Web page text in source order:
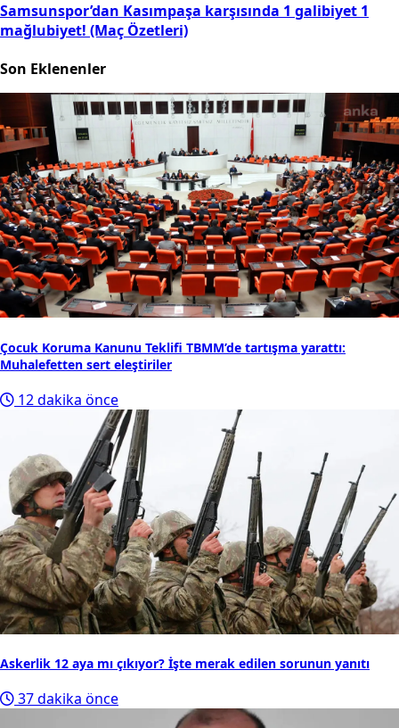
Samsunspor’dan Kasımpaşa karşısında 1 galibiyet 1
mağlubiyet! (Maç Özetleri)
Son Eklenenler
Çocuk Koruma Kanunu Teklifi TBMM’de tartışma yarattı:
Muhalefetten sert eleştiriler
12 dakika önce
Askerlik 12 aya mı çıkıyor? İşte merak edilen sorunun yanıtı
37 dakika önce